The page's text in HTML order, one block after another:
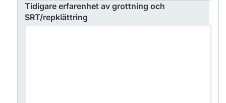
Tidigare erfarenhet av grottning och
SRT/repklättring